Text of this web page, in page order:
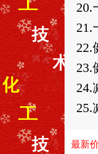
20.
21.
22.
23.
24.
25.